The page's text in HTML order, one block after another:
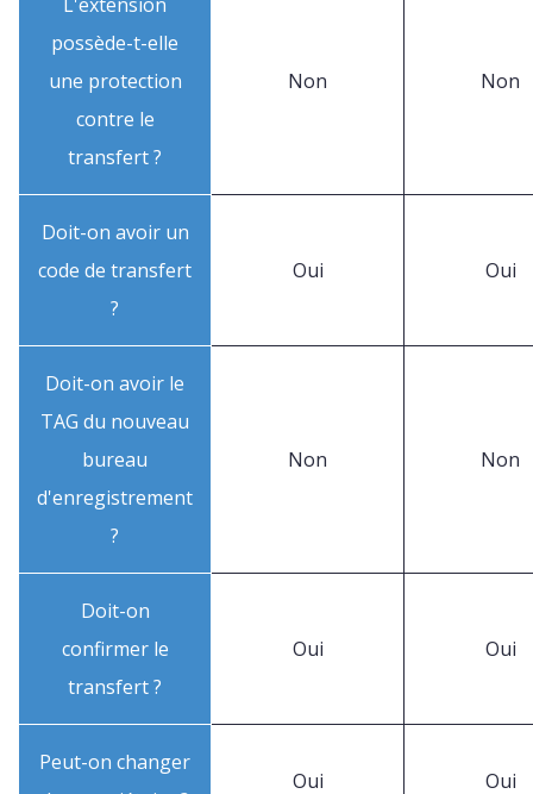
possède-t-elle
une protection
contre le
transfert ?
Non Non
Doit-on avoir un
code de transfert
?
Oui Oui
Doit-on avoir le
TAG du nouveau
bureau
d'enregistrement
?
Non Non
Doit-on
confirmer le
transfert ?
Oui Oui
Peut-on changer
Oui Oui